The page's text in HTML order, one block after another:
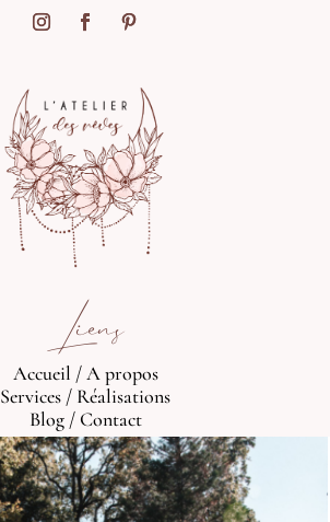
Liens
Accueil /A propos
Services / Réalisations
Blog/Contact